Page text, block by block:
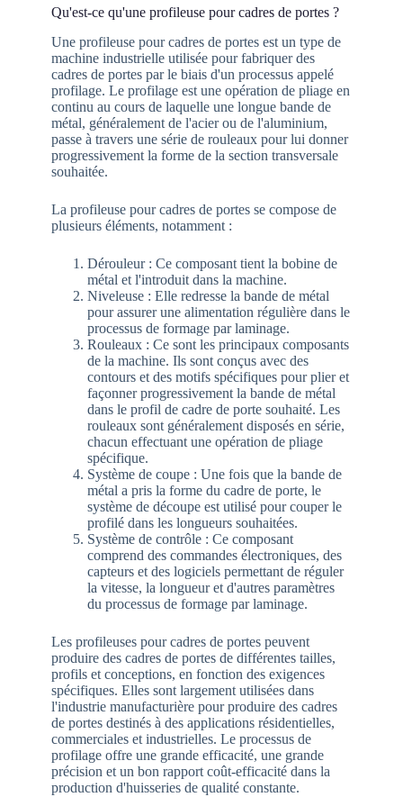
Qu'est-ce qu'une profileuse pour cadres de portes ?
Une profileuse pour cadres de portes est un type de
machine industrielle utilisée pour fabriquer des
cadres de portes par le biais d'un processus appelé
profilage. Le profilage est une opération de pliage en
continu au cours de laquelle une longue bande de
métal, généralement de l'acier ou de l'aluminium,
passe à travers une série de rouleaux pour lui donner
progressivement la forme de la section transversale
souhaitée.
La profileuse pour cadres de portes se compose de
plusieurs éléments, notamment :
Dérouleur : Ce composant tient la bobine de
métal et l'introduit dans la machine.
Niveleuse : Elle redresse la bande de métal
pour assurer une alimentation régulière dans le
processus de formage par laminage.
Rouleaux : Ce sont les principaux composants
de la machine. Ils sont conçus avec des
contours et des motifs spécifiques pour plier et
façonner progressivement la bande de métal
dans le profil de cadre de porte souhaité. Les
rouleaux sont généralement disposés en série,
chacun effectuant une opération de pliage
spécifique.
Système de coupe : Une fois que la bande de
métal a pris la forme du cadre de porte, le
système de découpe est utilisé pour couper le
profilé dans les longueurs souhaitées.
Système de contrôle : Ce composant
comprend des commandes électroniques, des
capteurs et des logiciels permettant de réguler
la vitesse, la longueur et d'autres paramètres
du processus de formage par laminage.
Les profileuses pour cadres de portes peuvent
produire des cadres de portes de différentes tailles,
profils et conceptions, en fonction des exigences
spécifiques. Elles sont largement utilisées dans
l'industrie manufacturière pour produire des cadres
de portes destinés à des applications résidentielles,
commerciales et industrielles. Le processus de
profilage offre une grande efficacité, une grande
précision et un bon rapport coût-efficacité dans la
production d'huisseries de qualité constante.